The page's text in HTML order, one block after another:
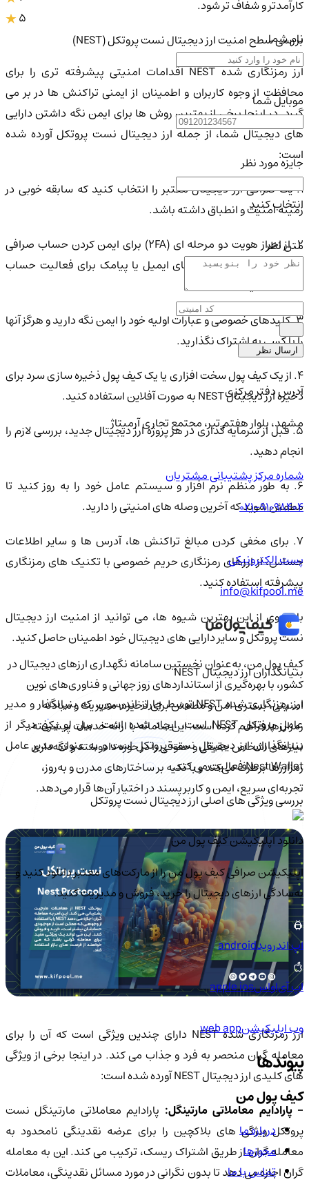
کارآمدتر و شفاف تر شود.
بررسی سطح امنیت ارز دیجیتال نست پروتکل (NEST)
ارز رمزنگاری شده NEST اقدامات امنیتی پیشرفته تری را برای
محافظت از وجوه کاربران و اطمینان از ایمنی تراکنش ها در بر می
گیرد. در اینجا برخی از بهترین روش ها برای ایمن نگه داشتن دارایی
های دیجیتال شما، از جمله ارز دیجیتال نست پروتکل آورده شده
است:
1. یک صرافی ارز دیجیتال معتبر را انتخاب کنید که سابقه خوبی در
زمینه امنیت و انطباق داشته باشد.
2. از احراز هویت دو مرحله ای (2FA) برای ایمن کردن حساب صرافی
خود و فعال کردن اعلان های ایمیل یا پیامک برای فعالیت حساب
استفاده کنید.
3. کلیدهای خصوصی و عبارات اولیه خود را ایمن نگه دارید و هرگز آنها
را با کسی به اشتراک نگذارید.
4. از یک کیف پول سخت افزاری یا یک کیف پول ذخیره سازی سرد برای
ذخیره ارز دیجیتال NEST به صورت آفلاین استفاده کنید.
5. قبل از سرمایه گذاری در هر پروژه ارز دیجیتال جدید، بررسی لازم را
انجام دهید.
6. به طور منظم نرم افزار و سیستم عامل خود را به روز کنید تا
مطمئن شوید که آخرین وصله های امنیتی را دارید.
7. برای مخفی کردن مبالغ تراکنش ها، آدرس ها و سایر اطلاعات
حساس، از ارزهای رمزنگاری حریم خصوصی با تکنیک های رمزنگاری
پیشرفته استفاده کنید.
با پیروی از این بهترین شیوه ها، می توانید از امنیت ارز دیجیتال
نست پروتکل و سایر دارایی های دیجیتال خود اطمینان حاصل کنید.
بنیانگذاران ارز دیجیتال NEST
ارز رمزنگاری شده NEST توسط چارلز اندرسون، که بنیانگذار و مدیر
عامل پروتکل NEST است، ایجاد شده است. بیل لو یکی دیگر از
بنیانگذاران ارز دیجیتال نست پروتکل است و به عنوان مدیر عامل
Nest Wallet فعالیت می کند.
بررسی ویژگی های اصلی ارز دیجیتال نست پروتکل
ارز رمزنگاری شده NEST دارای چندین ویژگی است که آن را برای
معامله گران منحصر به فرد و جذاب می کند. در اینجا برخی از ویژگی
های کلیدی ارز دیجیتال NEST آورده شده است:
- پارادایم معاملاتی مارتینگل:پارادایم معاملاتی مارتینگل نست
پروتکل ویژگی های بلاکچین را برای عرضه نقدینگی نامحدود به
معامله گران از طریق اشتراک ریسک، ترکیب می کند. این به معامله
گران اجازه می دهد تا بدون نگرانی در مورد مسائل نقدینگی، معاملات
5
نام شما
موبایل شما
جایزه مورد نظر
انتخاب کنید
متن نظر
ارسال نظر
آدرس دفتر مرکزی
مشهد، بلوار هفتم تیر، مجتمع تجاری آرمیتاژ
شماره مرکز پشتیبانی مشتریان
021-91098404
پست الکترونیکی
info@kifpool.me
کیف‌ پول من، به‌عنوان نخستین سامانه نگهداری ارزهای دیجیتال در
کشور، با بهره‌گیری از استانداردهای روز جهانی و فناوری‌های نوین
امنیتی، بستری امن و مطمئن برای ذخیره، مدیریت و مبادله
رمزارزها فراهم کرده است. این سامانه با ارائه خدمات پیشرفته،
نیازهای اشخاص حقیقی و حقوقی را در حوزه دادوستد و نگه‌داری
رمزارزها برطرف می‌کند و با تکیه بر ساختارهای مدرن و به‌روز،
تجربه‌ای سریع، ایمن و کاربرپسند در اختیار آن‌ها قرار می‌دهد.
دانلود اپلیکیشن کیف‌ پول من
اپلیکیشن صرافی کیف پول من را از مارکت‌های معتبر دانلود کنید و
به‌سادگی ارزهای دیجیتال را خرید، فروش و مدیریت کنید.
اپ اندرویدandroid
اپ آی‌او‌اسapple ios
وب اپلیکیشنweb app
پیوندها
کیف پول من
درباره ما
مجوزها
تماس با ما